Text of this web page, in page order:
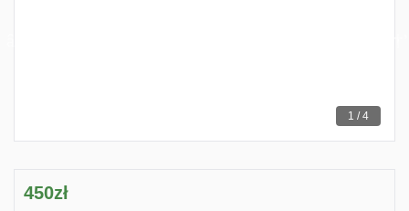
1 / 4
450zł